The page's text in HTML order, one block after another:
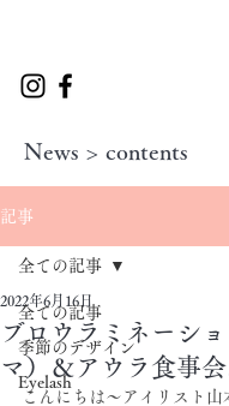
News > contents
記事
全ての記事
季節のデザイン
Eyelash
全ての記事
ブロウラミネーシ
マ）＆アウラ食事会
2022年6月16日
こんにちは～アイリスト